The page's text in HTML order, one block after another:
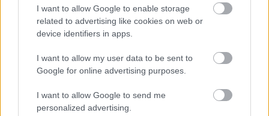
I want to allow Google to enable storage
related to advertising like cookies on web or
device identifiers in apps.
I want to allow my user data to be sent to
Google for online advertising purposes.
I want to allow Google to send me
personalized advertising.
járványszakértőt).
Az is biztos azonban, hogy a háttérben más
érdekek és elégedetlenségek is
meghúzódhatnak, a Spotify iránti ellenszenv a